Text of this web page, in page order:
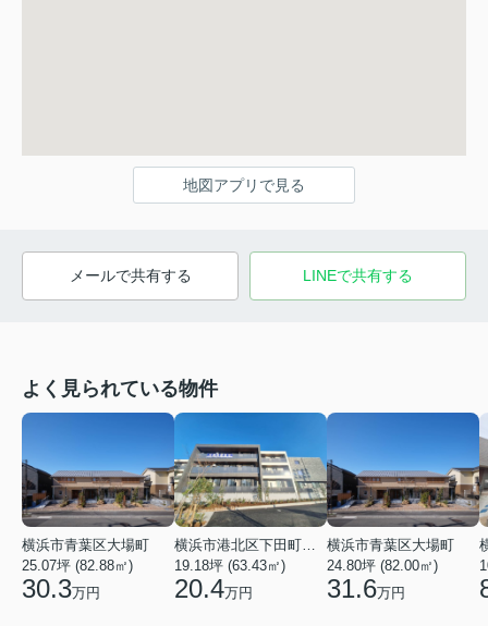
地図アプリで見る
メールで共有する LINEで共有する
よく見られている物件
横浜市青葉区大場町
25.07坪 (82.88㎡)
30.3万円
19.18坪 (63.43㎡)
20.4万円
横浜市青葉区大場町
24.80坪 (82.00㎡)
31.6万円